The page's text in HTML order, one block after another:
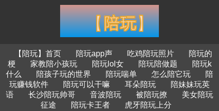
【陪玩】首页 陪玩app声 吃鸡陪玩照片
陪玩的
梗
家教陪小孩玩 陪玩lol女 陪玩陪做题
陪玩k
什么
陪孩子玩的世界 陪玩喘单 怎么陪它玩
陪
玩赚钱软件
陪玩可以干嘛 耳朵陪玩
陪妹妹玩英
语
长沙陪玩帅哥 音波陪玩 被陪玩撩
美女陪玩
征途
陪玩卡王者 虎牙陪玩上分